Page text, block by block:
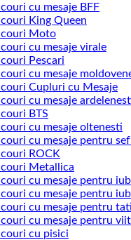
cu mesaje BFF
King Queen
Moto
cu mesaje virale
Pescari
cu mesaje
Cupluri cu Mesaje
cu mesaje
BTS
cu mesaje oltenesti
cu mesaje pentru
ROCK
Metallica
cu mesaje pentru
cu mesaje pentru
cu mesaje pentru
cu mesaje pentru
cu pisici